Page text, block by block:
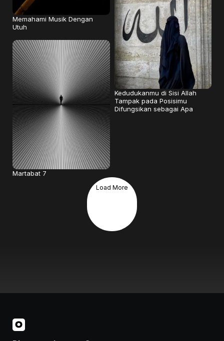
Memahami Musik Dengan
Utuh
Martabat 7
Kedudukanmu di Sisi Allah
Tampak pada Posisimu
Difungsikan sebagai Apa
Load More